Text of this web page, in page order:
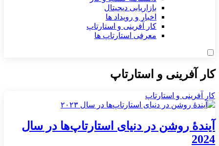
بازاریابی دیجیتال
اخبار و رویداد ها
کار آفرینی و استارتاپ
معرفی استارتاپ ها
کار آفرینی و استارتاپ
کار آفرینی و استارتاپ
آیندهٔ روشن در دنیای استارتاپ‌ها در سال
2024